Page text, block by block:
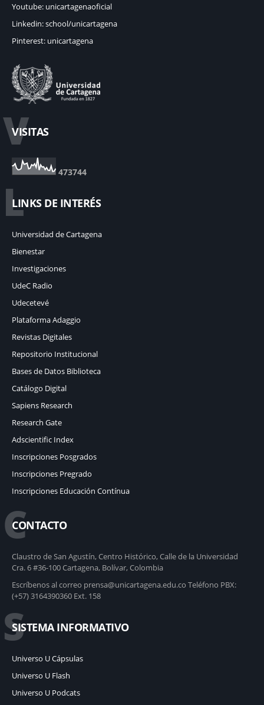
Youtube: unicartagenaoficial
Linkedin: school/unicartagena
Pinterest: unicartagena
V
VISITAS
473744
L
LINKS DE INTERÉS
Universidad de Cartagena
Bienestar
Investigaciones
UdeC Radio
Udecetevé
Plataforma Adaggio
Revistas Digitales
Repositorio Institucional
Bases de Datos Biblioteca
Catálogo Digital
Sapiens Research
Research Gate
Adscientific Index
Inscripciones Posgrados
Inscripciones Pregrado
Inscripciones Educación Contínua
C
CONTACTO
Claustro de San Agustín, Centro Histórico, Calle de la Universidad
Cra. 6 #36-100 Cartagena, Bolívar, Colombia
Escríbenos al correo prensa@unicartagena.edu.co Teléfono PBX:
(+57) 3164390360 Ext. 158
S
SISTEMA INFORMATIVO
Universo U Cápsulas
Universo U Flash
Universo U Podcats